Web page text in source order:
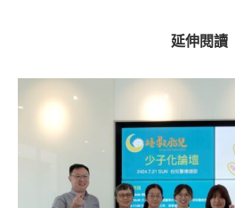
延伸閱讀